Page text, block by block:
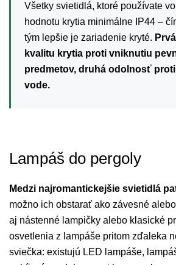
Všetky svietidlá, ktoré používate
hodnotu krytia minimálne IP44 –
tým lepšie je zariadenie kryté.
kvalitu krytia proti vniknutiu
predmetov, druhá odolnosť
vode.
Lampáš do pergoly
Medzi najromantickejšie svietidlá
možno ich obstarať ako závesné
aj nástenné lampičky alebo klasické
osvetlenia z lampáše pritom zďaleka
sviečka: existujú LED lampáše,